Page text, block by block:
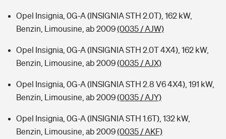
Opel Insignia, 0G-A (INSIGNIA STH 2.0T), 162 kW,
Benzin, Limousine, ab 2009(0035 / AJW)
Opel Insignia, 0G-A (INSIGNIA STH 2.0T 4X4), 162 kW,
Benzin, Limousine, ab 2009(0035 / AJX)
Opel Insignia, 0G-A (INSIGNIA STH 2.8 V6 4X4), 191 kW,
Benzin, Limousine, ab 2009(0035 / AJY)
Opel Insignia, 0G-A (INSIGNIA STH 1.6T), 132 kW,
Benzin, Limousine, ab 2009(0035 / AKF)